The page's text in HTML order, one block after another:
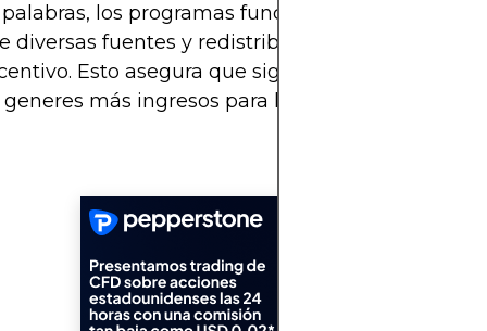
los programas funcionan porque el
diversas fuentes y redistribuye una parte a los
Esto asegura que sigas usando la tarjeta
más ingresos para la entidad.